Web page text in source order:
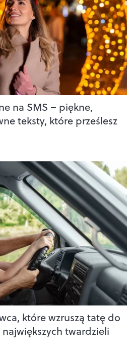
na SMS – piękne,
teksty, które prześlesz
które wzruszą tatę do
największych twardzieli